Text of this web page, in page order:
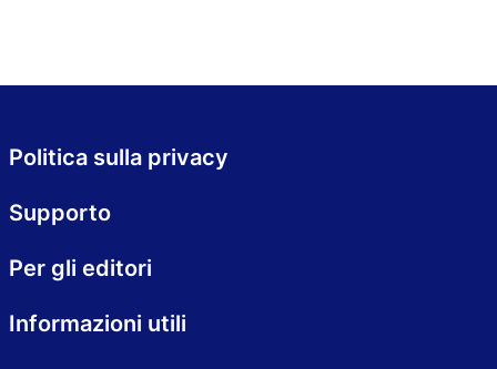
Politica sulla privacy
Supporto
Per gli editori
Informazioni utili